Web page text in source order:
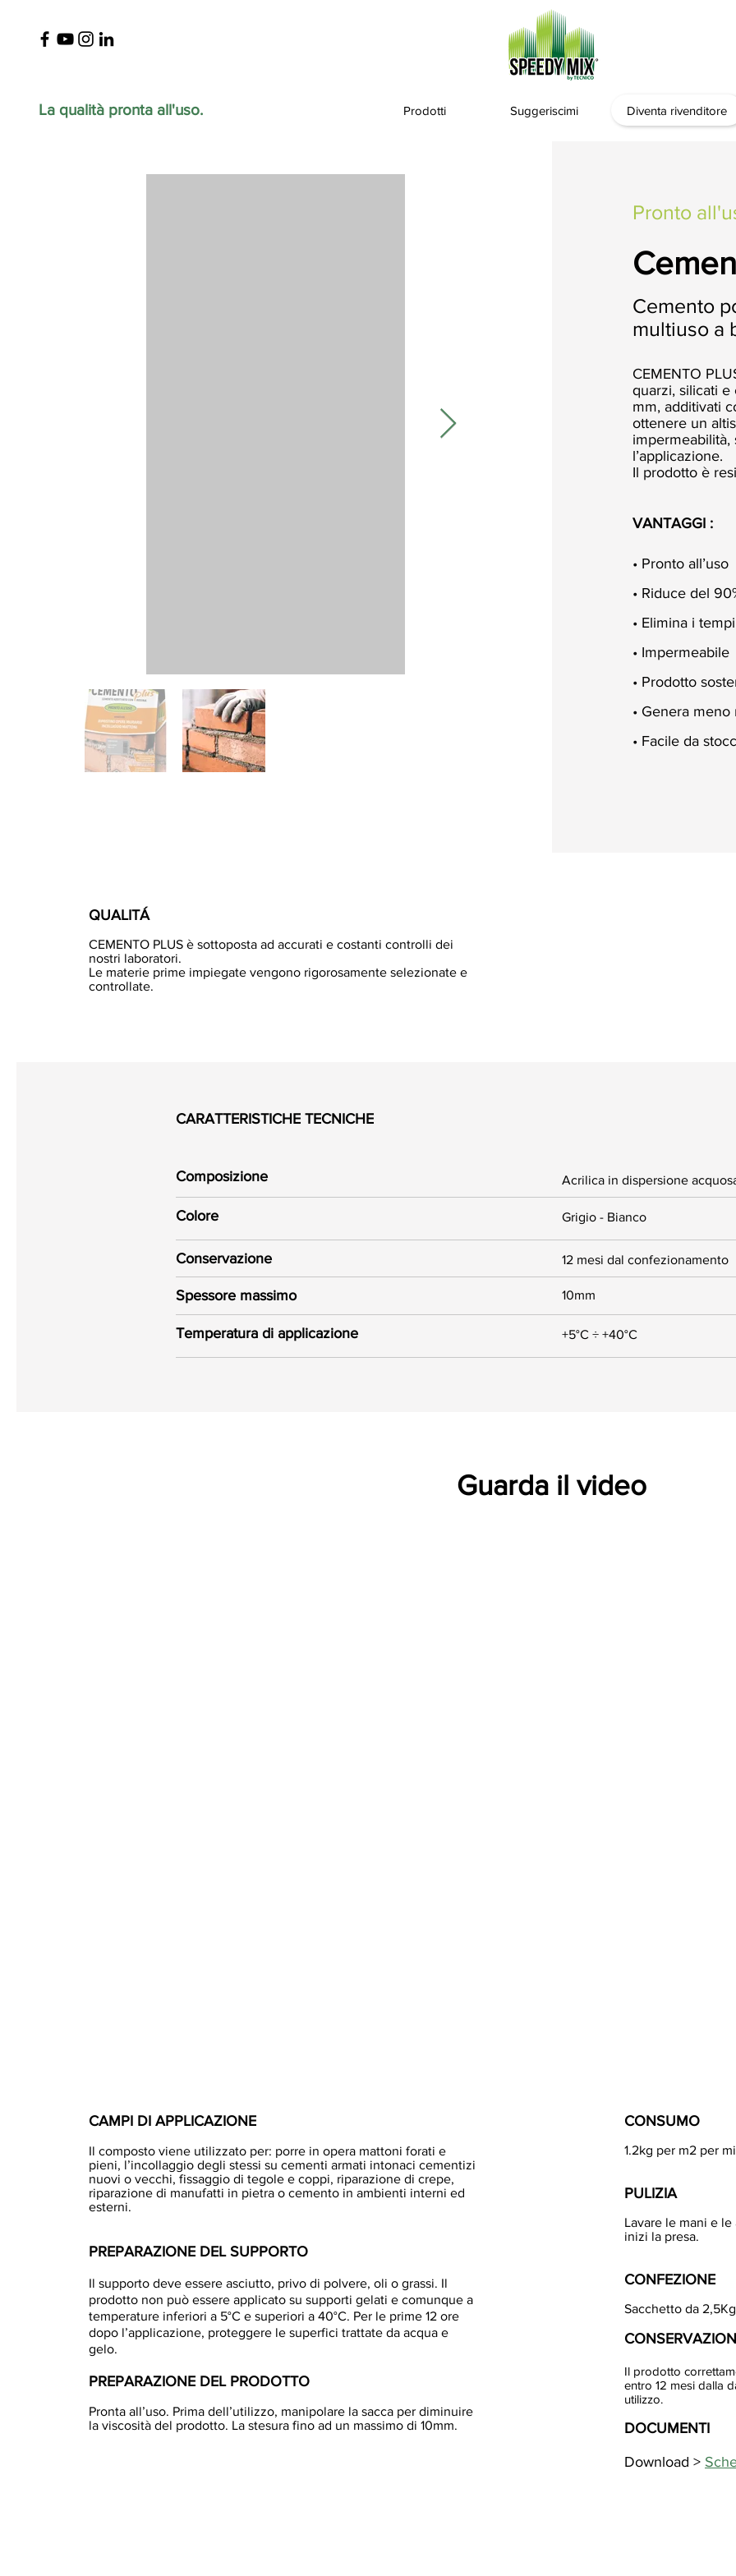
La qualità pronta all'uso. Prodotti Suggeriscimi Diventa rivenditore
Pronto
Cemento
multiuso a
CEMENTO
quarzi, silicati e
mm, additivati
ottenere un
impermeabilità,
l’applicazione.
Il prodotto è
VANTAGGI :
• Pronto all’uso
• Riduce del
• Elimina i
• Impermeabile
• Prodotto
• Genera meno
• Facile da
QUALITÁ
CEMENTO PLUS è sottoposta ad accurati e costanti controlli dei
nostri laboratori.
Le materie prime impiegate vengono rigorosamente selezionate e
controllate.
CARATTERISTICHE TECNICHE
Composizione Acrilica in dispersione
Colore Grigio - Bianco
Conservazione 12 mesi dal confezionamento
Spessore massimo 10mm
Temperatura di applicazione +5°C ÷ +40°C
Guarda il video
CAMPI DI APPLICAZIONE
Il composto viene utilizzato per: porre in opera mattoni forati e
pieni, l’incollaggio degli stessi su cementi armati intonaci cementizi
nuovi o vecchi, fissaggio di tegole e coppi, riparazione di crepe,
riparazione di manufatti in pietra o cemento in ambienti interni ed
esterni.
PREPARAZIONE DEL SUPPORTO
Il supporto deve essere asciutto, privo di polvere, oli o grassi. Il
prodotto non può essere applicato su supporti gelati e comunque a
temperature inferiori a 5°C e superiori a 40°C. Per le prime 12 ore
dopo l’applicazione, proteggere le superfici trattate da acqua e
gelo.
PREPARAZIONE DEL PRODOTTO
Pronta all’uso. Prima dell’utilizzo, manipolare la sacca per diminuire
la viscosità del prodotto. La stesura fino ad un massimo di 10mm.
CONSUMO
1.2kg per m2 per
PULIZIA
Lavare le mani e
inizi la presa.
CONFEZIONE
Sacchetto da
Il prodotto
entro 12 mesi dalla
utilizzo.
DOCUMENTI
Download >